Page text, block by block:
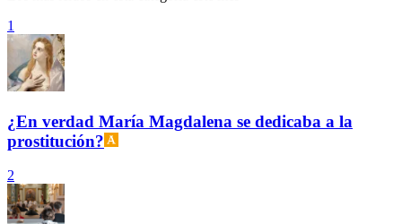
1
¿En verdad María Magdalena se dedicaba a la
prostitución?
2